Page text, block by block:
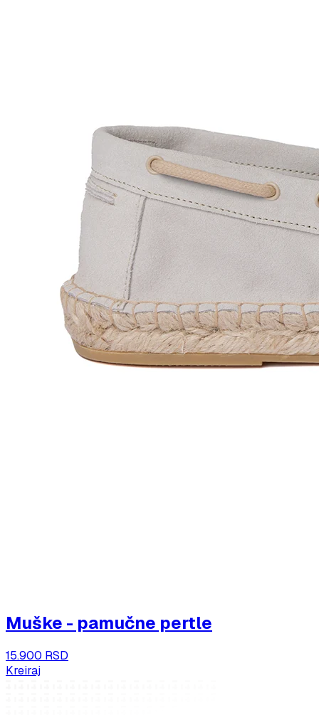
Muške - pamučne pertle
15.900 RSD
Kreiraj